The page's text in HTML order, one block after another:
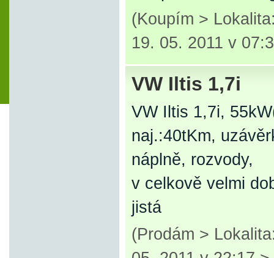
(Koupím >
19. 05. 2011 v
VW Iltis 1,7i
VW Iltis 1,7i,
naj.:40tKm,
náplně, rozvody,
v celkově velmi
jistá
(Prodám >